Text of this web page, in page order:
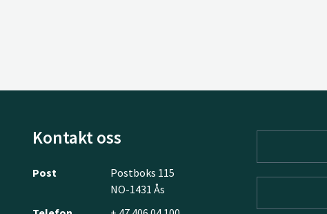
Kontakt oss
Post
Postboks 115
NO-1431 Ås